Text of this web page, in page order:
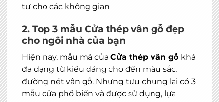
tư cho các không gian
2. Top 3 mẫu Cửa thép vân gỗ đẹp
cho ngôi nhà của bạn
Hiện nay, mẫu mã của Cửa thép vân gỗ khá
đa dạng từ kiểu dáng cho đến màu sắc,
đường nét vân gỗ. Nhưng tựu chung lại có 3
mẫu cửa phổ biến và được sử dụng, lựa